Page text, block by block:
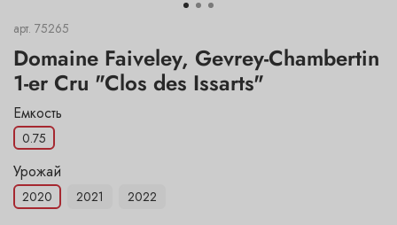
арт. 75265
Domaine Faiveley, Gevrey-Chambertin
1-er Cru "Clos des Issarts"
Емкость
0.75
Урожай
2020 2021 2022